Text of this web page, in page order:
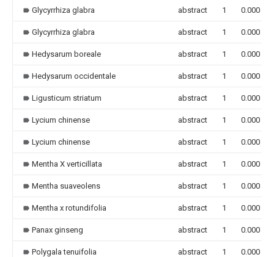
Glycyrrhiza glabra abstract 1 0.000
Glycyrrhiza glabra abstract 1 0.000
Hedysarum boreale abstract 1 0.000
Hedysarum occidentale abstract 1 0.000
Ligusticum striatum abstract 1 0.000
Lycium chinense abstract 1 0.000
Lycium chinense abstract 1 0.000
Mentha X verticillata abstract 1 0.000
Mentha suaveolens abstract 1 0.000
Mentha x rotundifolia abstract 1 0.000
Panax ginseng abstract 1 0.000
Polygala tenuifolia abstract 1 0.000